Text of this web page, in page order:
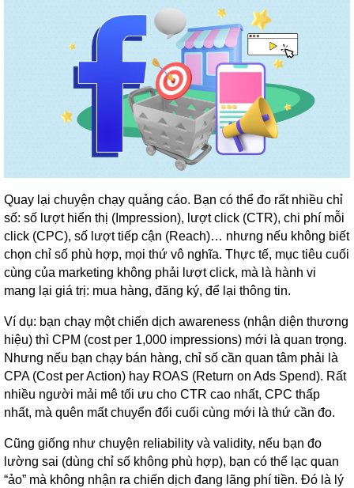
Quay lại chuyện chạy quảng cáo. Bạn có thể đo rất nhiều chỉ
số: số lượt hiển thị (Impression), lượt click (CTR), chi phí mỗi
click (CPC), số lượt tiếp cận (Reach)… nhưng nếu không biết
chọn chỉ số phù hợp, mọi thứ vô nghĩa. Thực tế, mục tiêu cuối
cùng của marketing không phải lượt click, mà là hành vi
mang lại giá trị: mua hàng, đăng ký, để lại thông tin.
Ví dụ: bạn chạy một chiến dịch awareness (nhận diện thương
hiệu) thì CPM (cost per 1,000 impressions) mới là quan trọng.
Nhưng nếu bạn chạy bán hàng, chỉ số cần quan tâm phải là
CPA (Cost per Action) hay ROAS (Return on Ads Spend). Rất
nhiều người mải mê tối ưu cho CTR cao nhất, CPC thấp
nhất, mà quên mất chuyển đổi cuối cùng mới là thứ cần đo.
Cũng giống như chuyện reliability và validity, nếu bạn đo
lường sai (dùng chỉ số không phù hợp), bạn có thể lạc quan
“ảo” mà không nhận ra chiến dịch đang lãng phí tiền. Đó là lý